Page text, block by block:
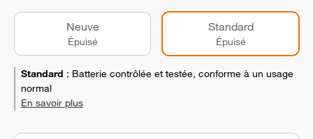
Neuve
Épuisé
Standard
Épuisé
Standard : Batterie contrôlée et testée, conforme à un usage
normal
En savoir plus